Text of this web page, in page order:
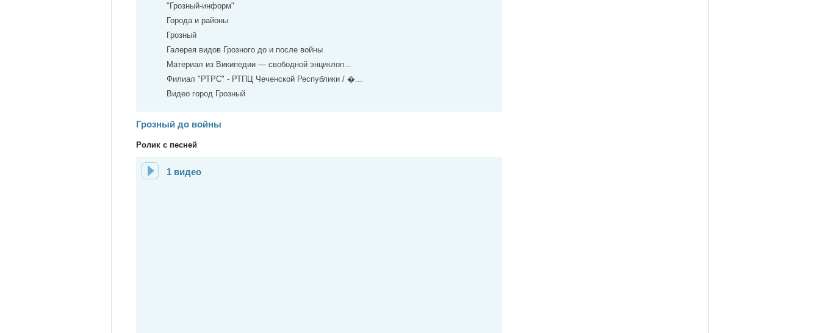
"Грозный-информ"
Города и районы
Грозный
Галерея видов Грозного до и после войны
Материал из Википедии — свободной энциклоп...
Филиал "РТРС" - РТПЦ Чеченской Республики / �...
Видео город Грозный
Грозный до войны
Ролик с песней
1 видео